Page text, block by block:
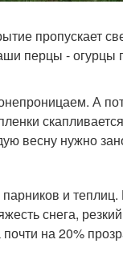
пропускает
перцы -
А
весну нужно
и
снега,
на 20%